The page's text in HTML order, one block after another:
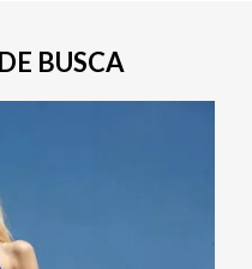
BUSCA